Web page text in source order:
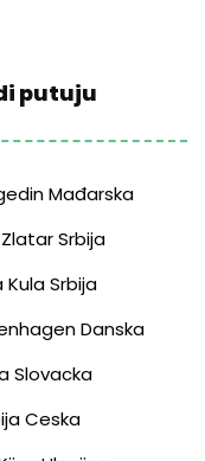
putuju
Mađarska
Srbija
Srbija
Danska
Slovacka
Ceska